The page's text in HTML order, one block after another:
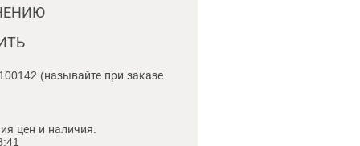
(называйте при заказе
цен и наличия: